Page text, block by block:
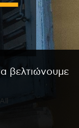
βελτιώνουμε